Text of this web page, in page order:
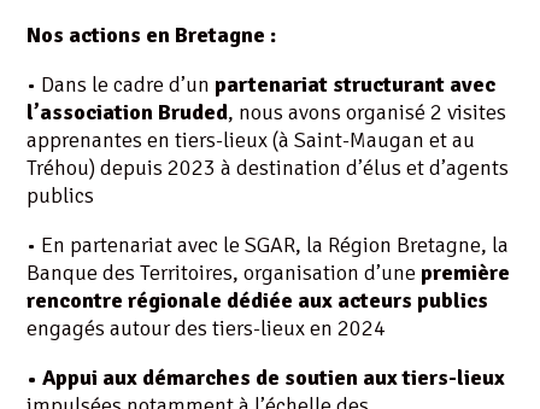
Nos actions en Bretagne :
• Dans le cadre d’un partenariat structurant avec
l’association Bruded, nous avons organisé 2 visites
apprenantes en tiers-lieux (à Saint-Maugan et au
Tréhou) depuis 2023 à destination d’élus et d’agents
publics
• En partenariat avec le SGAR, la Région Bretagne, la
Banque des Territoires, organisation d’une première
rencontre régionale dédiée aux acteurs publics
engagés autour des tiers-lieux en 2024
• Appui aux démarches de soutien aux tiers-lieux